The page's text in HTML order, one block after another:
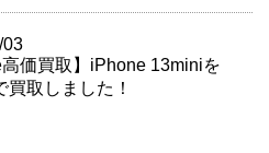
03
高価買取】iPhone 13miniを
買取しました！